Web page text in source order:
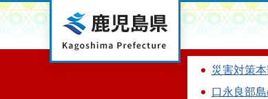
鹿児島県
災害対策
口永良部